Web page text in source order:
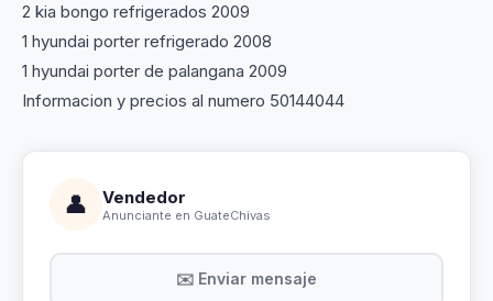
2 kia bongo refrigerados 2009
1 hyundai porter refrigerado 2008
1 hyundai porter de palangana 2009
Informacion y precios al numero 50144044
👤 Vendedor
Anunciante en GuateChivas
✉️ Enviar mensaje